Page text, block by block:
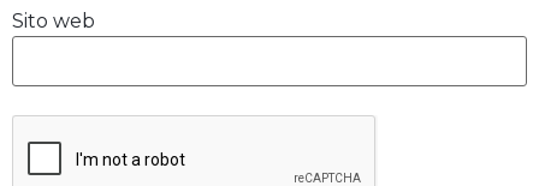
Sito web